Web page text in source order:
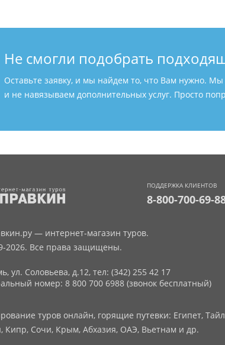
Не смогли подобрать
Оставьте заявку, и мы найдем то, что Вам нужно.
и не навязываем дополнительных услуг. Просто
ПОДДЕРЖКА КЛИЕНТОВ
8-800-700-69-
— интернет-магазин туров.
2026. Все права защищены.
ул. Соловьева, д.12, тел: (342) 255 42 17
номер: 8 800 700 6988 (звонок бесплатный)
туров онлайн, горящие путевки: Египет,
Кипр, Сочи, Крым, Абхазия, ОАЭ, Вьетнам и др.